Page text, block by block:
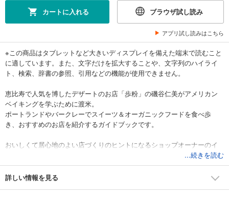
カートに入れる ブラウザ試し読み
アプリ試し読みはこちら
※この商品はタブレットなど大きいディスプレイを備えた端末で読むこと
に適しています。また、文字だけを拡大することや、文字列のハイライ
ト、検索、辞書の参照、引用などの機能が使用できません。
恵比寿で人気を博したデザートのお店「歩粉」の磯谷仁美がアメリカン
ベイキングを学ぶために渡米。
ポートランドやバークレーでスイーツ＆オーガニックフードを食べ歩
き、おすすめのお店を紹介するガイドブックです。
おいしくて居心地のよい店づくりのヒントになるショップオーナーのイ
ンタビューやアメリカで出合ったお菓子の再現レシピも掲載。
旅行に行かなくても楽しめる内容となっています。
...続きを読む
詳しい情報を見る